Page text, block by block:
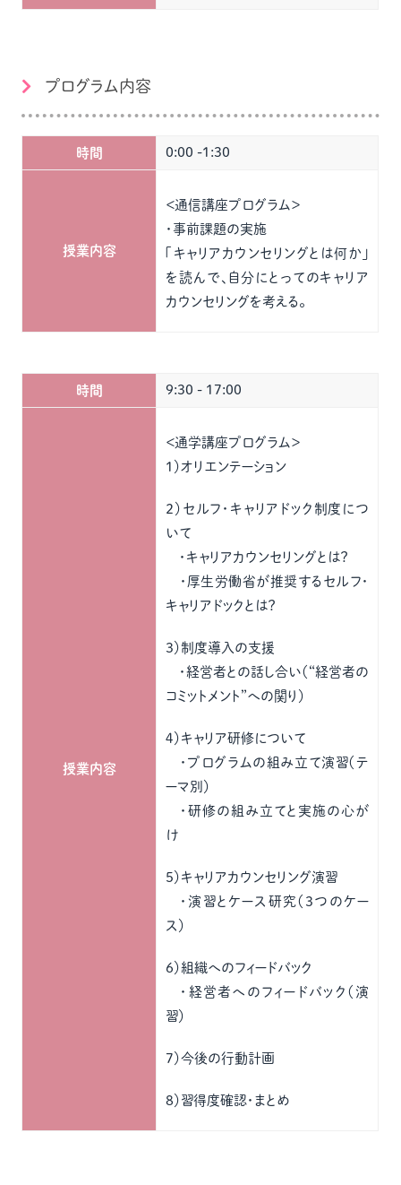
プログラム内容
時間 0:00 -1:30
授業内容
＜通信講座プログラム＞
・事前課題の実施
「キャリアカウンセリングとは何か」
を読んで、自分にとってのキャリア
カウンセリングを考える。
時間 9:30 - 17:00
授業内容
＜通学講座プログラム＞
１）オリエンテーション
２）セルフ・キャリアドック制度につ
いて
・キャリアカウンセリングとは？
・厚生労働省が推奨するセルフ・
キャリアドックとは？
３）制度導入の支援
・経営者との話し合い（“経営者の
コミットメント”への関り）
４）キャリア研修について
・プログラムの組み立て演習（テ
ーマ別）
・研修の組み立てと実施の心が
け
５）キャリアカウンセリング演習
・演習とケース研究（３つのケー
ス）
6）組織へのフィードバック
・経営者へのフィードバック（演
習）
7）今後の行動計画
8）習得度確認・まとめ